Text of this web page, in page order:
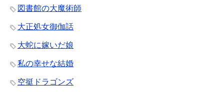
図書館の大魔術師
大正処女御伽話
大蛇に嫁いだ娘
私の幸せな結婚
空挺ドラゴンズ